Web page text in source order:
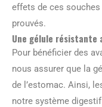
effets de ces
prouvés.
Une gélule résistante
Pour bénéficier des
nous assurer que la
de l’estomac. Ainsi,
notre système